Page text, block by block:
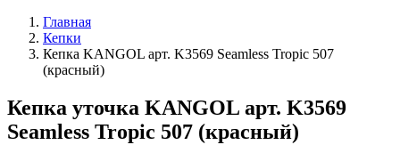
Главная
Кепки
Кепка KANGOL арт. K3569 Seamless Tropic 507
(красный)
Кепка уточка KANGOL арт. K3569
Seamless Tropic 507 (красный)